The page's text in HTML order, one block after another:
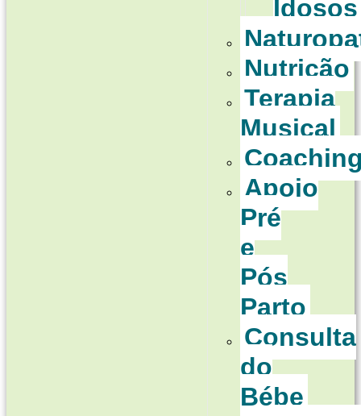
Idosos
Nutrição
Terapia
Musical
Apoio
Pré
e
Pós
Parto
Consulta
do
Bébe